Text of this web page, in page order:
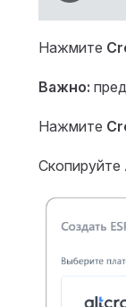
Нажмите
Важно:
Нажмите
Скопируйте